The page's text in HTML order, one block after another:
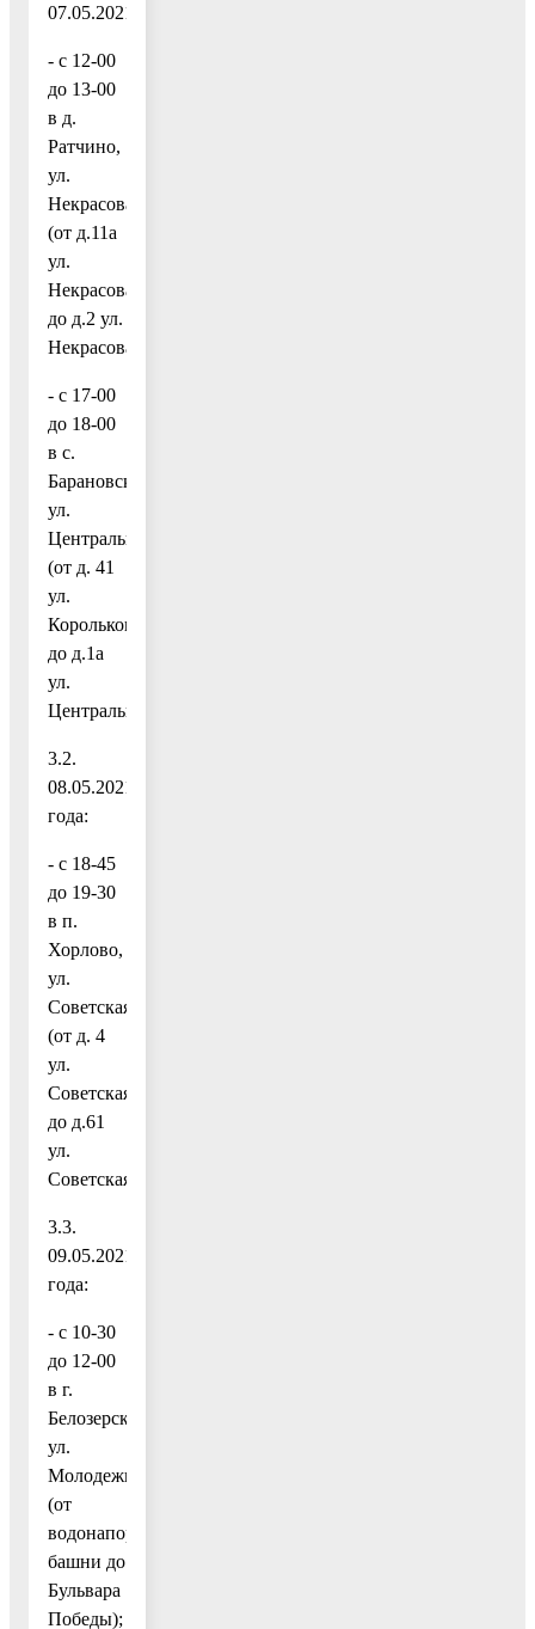
07.05.2021года:
- с 12-00
до 13-00
в д.
Ратчино,
ул.
Некрасова
(от д.11а
ул.
Некрасова
до д.2 ул.
Некрасова);
- с 17-00
до 18-00
в с.
Барановское,
ул.
Центральная
(от д. 41
ул.
Королькова
до д.1а
ул.
Центральная);
3.2.
08.05.2021
года:
- с 18-45
до 19-30
в п.
Хорлово,
ул.
Советская
(от д. 4
ул.
Советская
до д.61
ул.
Советская).
3.3.
09.05.2021
года:
- с 10-30
до 12-00
в г.
Белозерский
ул.
Молодежная
(от
водонапорной
башни до
Бульвара
Победы);